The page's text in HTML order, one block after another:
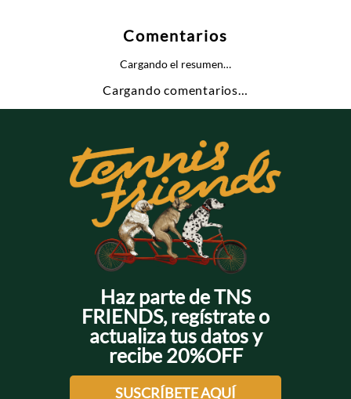
Comentarios
Cargando el resumen…
Cargando comentarios…
Haz parte de TNS
FRIENDS, regístrate o
actualiza tus datos y
recibe 20%OFF
SUSCRÍBETE AQUÍ